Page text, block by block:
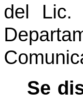
del Lic.
Se